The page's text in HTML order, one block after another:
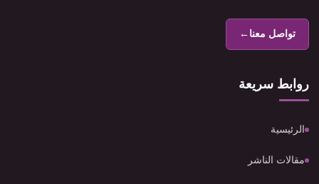
تواصل معنا←
روابط سريعة
الرئيسية
مقالات الناشر